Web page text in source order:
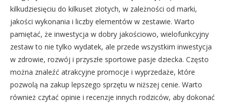
kilkudziesięciu do kilkuset złotych, w zależności od marki,
jakości wykonania i liczby elementów w zestawie. Warto
pamiętać, że inwestycja w dobry jakościowo, wielofunkcyjny
zestaw to nie tylko wydatek, ale przede wszystkim inwestycja
w zdrowie, rozwój i przyszłe sportowe pasje dziecka. Często
można znaleźć atrakcyjne promocje i wyprzedaże, które
pozwolą na zakup lepszego sprzętu w niższej cenie. Warto
również czytać opinie i recenzje innych rodziców, aby dokonać